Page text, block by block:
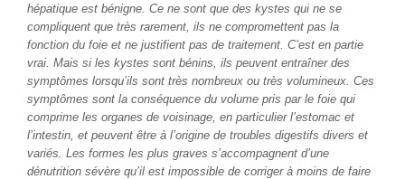
hépatique est bénigne. Ce ne sont que des kystes qui ne se
compliquent que très rarement, ils ne compromettent pas la
fonction du foie et ne justifient pas de traitement. C’est en partie
vrai. Mais si les kystes sont bénins, ils peuvent entraîner des
symptômes lorsqu’ils sont très nombreux ou très volumineux. Ces
symptômes sont la conséquence du volume pris par le foie qui
comprime les organes de voisinage, en particulier l’estomac et
l’intestin, et peuvent être à l’origine de troubles digestifs divers et
variés. Les formes les plus graves s’accompagnent d’une
dénutrition sévère qu’il est impossible de corriger à moins de faire